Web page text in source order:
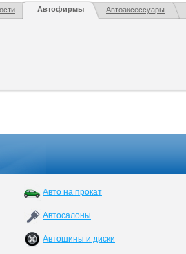
Автофирмы Автоаксессуары
Авто на прокат
Автосалоны
Автошины и диски